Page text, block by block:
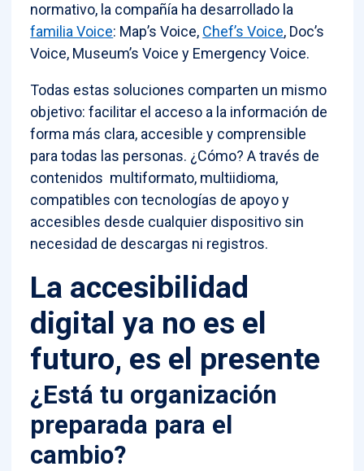
normativo, la compañía ha desarrollado la
familia Voice: Map’s Voice, Chef’s Voice, Doc’s
Voice, Museum’s Voice y Emergency Voice.
Todas estas soluciones comparten un mismo
objetivo: facilitar el acceso a la información de
forma más clara, accesible y comprensible
para todas las personas. ¿Cómo? A través de
contenidos multiformato, multiidioma,
compatibles con tecnologías de apoyo y
accesibles desde cualquier dispositivo sin
necesidad de descargas ni registros.
La accesibilidad
digital ya no es el
futuro, es el presente
¿Está tu organización
preparada para el
cambio?